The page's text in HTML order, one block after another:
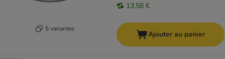
5 variantes
13,58 €
Ajouter au panier